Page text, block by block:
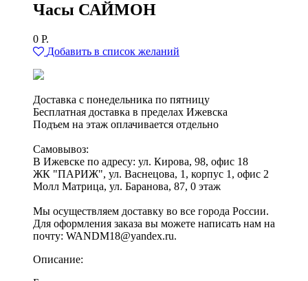
Часы САЙМОН
0 Р.
Добавить в список желаний
Доставка с понедельника по пятницу
Бесплатная доставка в пределах Ижевска
Подъем на этаж оплачивается отдельно
Самовывоз:
В Ижевске по адресу: ул. Кирова, 98, офис 18
ЖК "ПАРИЖ", ул. Васнецова, 1, корпус 1, офис 2
Молл Матрица, ул. Баранова, 87, 0 этаж
Мы осуществляем доставку во все города России.
Для оформления заказа вы можете написать нам на
почту: WANDM18@yandex.ru.
Описание: